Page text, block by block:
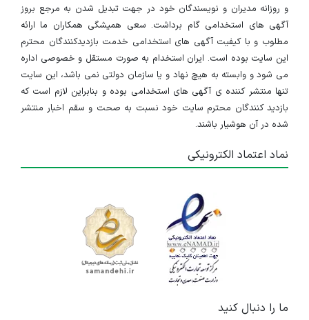
و روزانه مدیران و نویسندگان خود در جهت تبدیل شدن به مرجع بروز
آگهی های استخدامی گام برداشت. سعی همیشگی همکاران ما ارائه
مطلوب و با کیفیت آگهی های استخدامی خدمت بازدیدکنندگان محترم
این سایت بوده است. ایران استخدام به صورت مستقل و خصوصی اداره
می شود و وابسته به هیچ نهاد و یا سازمان دولتی نمی باشد، این سایت
تنها منتشر کننده ی آگهی های استخدامی بوده و بنابراین لازم است که
بازدید کنندگان محترم سایت خود نسبت به صحت و سقم اخبار منتشر
شده در آن هوشیار باشند.
نماد اعتماد الکترونیکی
ما را دنبال کنید